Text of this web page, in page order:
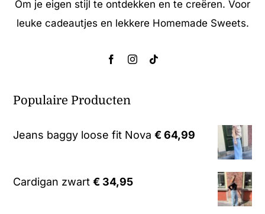
Om je eigen stijl te ontdekken en te creëren. Voor
leuke cadeautjes en lekkere Homemade Sweets.
Populaire Producten
Jeans baggy loose fit Nova €64,99
Cardigan zwart € 34,95